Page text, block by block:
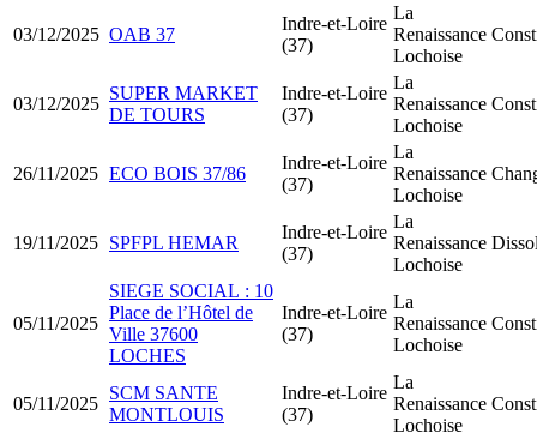
03/12/2025 OAB 37
Indre-et-Loire
(37)
La
Renaissance
Lochoise
03/12/2025
SUPER MARKET
DE TOURS
Indre-et-Loire
(37)
La
Renaissance
Lochoise
26/11/2025 ECO BOIS 37/86
Indre-et-Loire
(37)
La
Renaissance
Lochoise
19/11/2025 SPFPL HEMAR
Indre-et-Loire
(37)
La
Renaissance
Lochoise
05/11/2025
SIEGE SOCIAL : 10
Place de l’Hôtel de
Ville 37600
LOCHES
Indre-et-Loire
(37)
La
Renaissance
Lochoise
05/11/2025
SCM SANTE
MONTLOUIS
Indre-et-Loire
(37)
La
Renaissance
Lochoise